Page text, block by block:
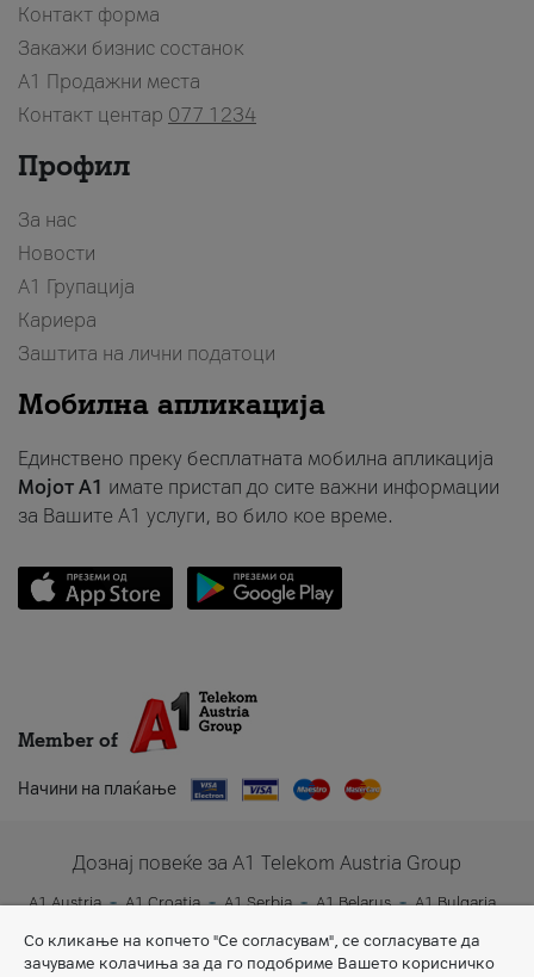
Контакт форма
Закажи бизнис состанок
A1 Продажни места
Контакт центар 077 1234
Профил
За нас
Новости
А1 Групација
Кариера
Заштита на лични податоци
Мобилна апликација
Единствено преку бесплатната мобилна апликација
Мојот A1 имате пристап до сите важни информации
за Вашите A1 услуги, во било кое време.
Member of
Начини на плаќање
Дознај повеќе за A1 Telekom Austria Group
A1 Austria A1 Croatia A1 Serbia A1 Belarus
A1 Bulgaria
A1 Slovenia
A1 Digital
Со кликање на копчето "Се согласувам", се согласувате да
зачуваме колачиња за да го подобриме Вашето корисничко